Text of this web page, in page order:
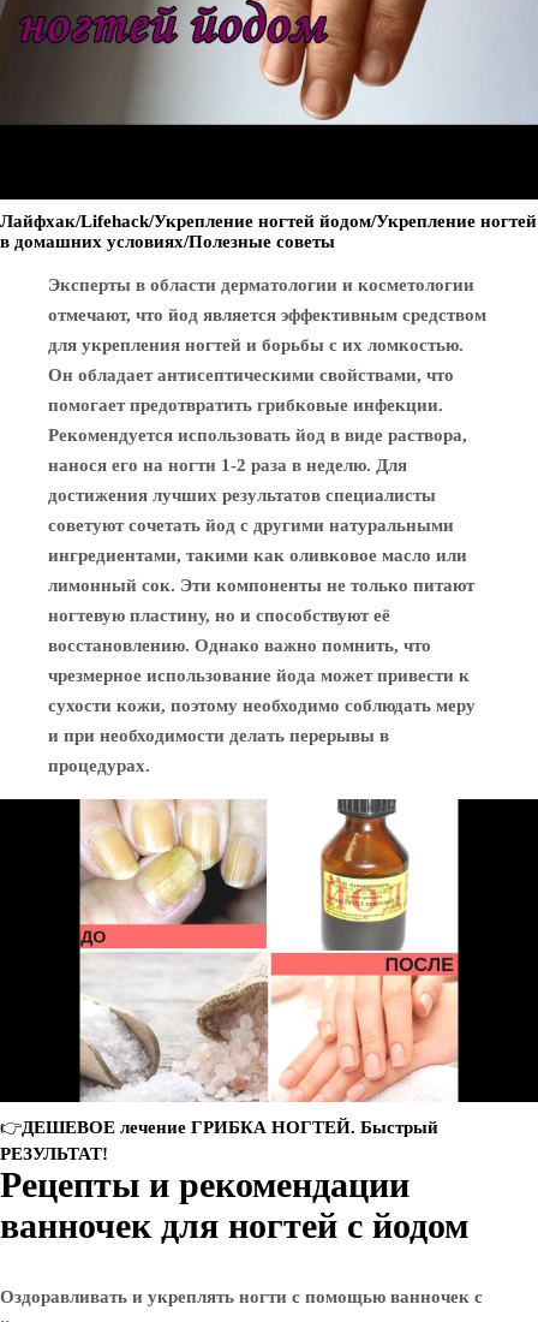
Лайфхак/Lifehack/Укрепление ногтей йодом/Укрепление ногтей
в домашних условиях/Полезные советы
Эксперты в области дерматологии и косметологии
отмечают, что йод является эффективным средством
для укрепления ногтей и борьбы с их ломкостью.
Он обладает антисептическими свойствами, что
помогает предотвратить грибковые инфекции.
Рекомендуется использовать йод в виде раствора,
нанося его на ногти 1-2 раза в неделю. Для
достижения лучших результатов специалисты
советуют сочетать йод с другими натуральными
ингредиентами, такими как оливковое масло или
лимонный сок. Эти компоненты не только питают
ногтевую пластину, но и способствуют её
восстановлению. Однако важно помнить, что
чрезмерное использование йода может привести к
сухости кожи, поэтому необходимо соблюдать меру
и при необходимости делать перерывы в
процедурах.
👉ДЕШЕВОЕ лечение ГРИБКА НОГТЕЙ. Быстрый
РЕЗУЛЬТАТ!
Рецепты и рекомендации
ванночек для ногтей с йодом
Оздоравливать и укреплять ногти с помощью ванночек с